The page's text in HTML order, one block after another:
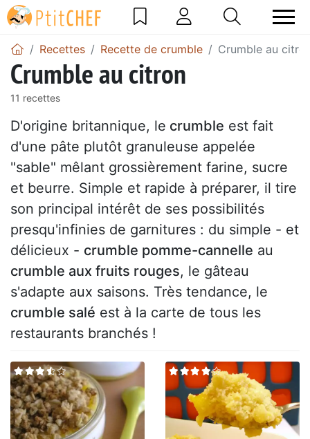
Recettes Recette de crumble Crumble au
Crumble au citron
11 recettes
D'origine britannique, le crumble est fait
d'une pâte plutôt granuleuse appelée
"sable" mêlant grossièrement farine, sucre
et beurre. Simple et rapide à préparer, il tire
son principal intérêt de ses possibilités
presqu'infinies de garnitures : du simple - et
délicieux - crumble pomme-cannelle au
crumble aux fruits rouges, le gâteau
s'adapte aux saisons. Très tendance, le
crumble salé est à la carte de tous les
restaurants branchés !